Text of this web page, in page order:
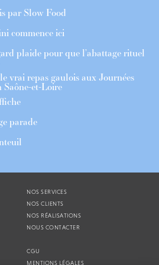
par Slow Food
commence ici
plaide pour que l’abattage rituel
vrai repas gaulois aux Journées
et-Loire
parade
NOS SERVICES
NOS CLIENTS
NOS RÉALISATIONS
NOUS CONTACTER
CGU
MENTIONS LÉGALES